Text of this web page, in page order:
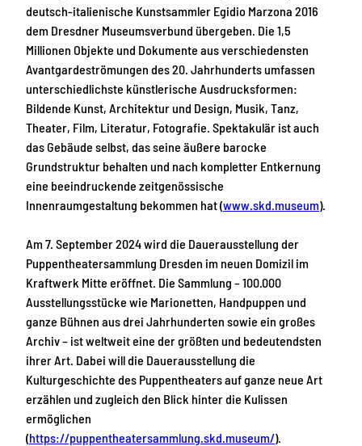
deutsch-italienische Kunstsammler Egidio Marzona 2016
dem Dresdner Museumsverbund übergeben. Die 1,5
Millionen Objekte und Dokumente aus verschiedensten
Avantgardeströmungen des 20. Jahrhunderts umfassen
unterschiedlichste künstlerische Ausdrucksformen:
Bildende Kunst, Architektur und Design, Musik, Tanz,
Theater, Film, Literatur, Fotografie. Spektakulär ist auch
das Gebäude selbst, das seine äußere barocke
Grundstruktur behalten und nach kompletter Entkernung
eine beeindruckende zeitgenössische
Innenraumgestaltung bekommen hat (www.skd.museum).
Am 7. September 2024 wird die Dauerausstellung der
Puppentheatersammlung Dresden im neuen Domizil im
Kraftwerk Mitte eröffnet. Die Sammlung – 100.000
Ausstellungsstücke wie Marionetten, Handpuppen und
ganze Bühnen aus drei Jahrhunderten sowie ein großes
Archiv – ist weltweit eine der größten und bedeutendsten
ihrer Art. Dabei will die Dauerausstellung die
Kulturgeschichte des Puppentheaters auf ganze neue Art
erzählen und zugleich den Blick hinter die Kulissen
ermöglichen
(https://puppentheatersammlung.skd.museum/).